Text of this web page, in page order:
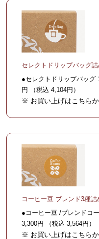
セレクトドリップバッグ
●セレクトドリップバッグ
円 （税込 4,104円）
※ お買い上げはこちら
コーヒー豆 ブレンド3種詰
●コーヒー豆 /ブレンドコ
3,300円 （税込 3,564円）
※ お買い上げはこちら